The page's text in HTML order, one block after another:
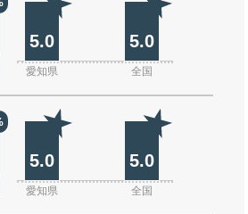
5.0 5.0
愛知県 全国
5.0 5.0
愛知県 全国